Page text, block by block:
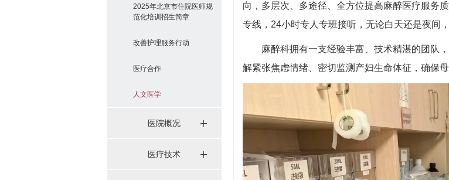
2025年北京市住院医师规
范化培训招生简章
改善护理服务行动
医疗合作
人文医学
医院概况
医疗技术
向，多层次、多途径、全方位提高麻醉医疗服务
专线，24小时专人专班接听，无论白天还是夜间
麻醉科拥有一支经验丰富、技术精湛的团队
解紧张焦虑情绪、密切监测产妇生命体征，确保母